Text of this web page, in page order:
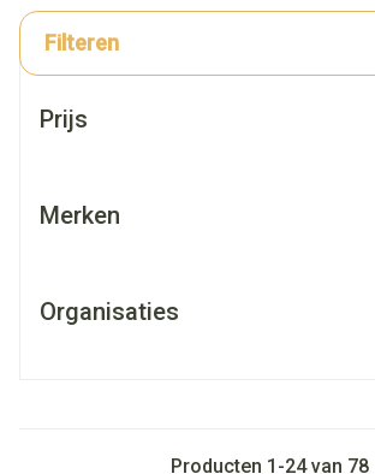
Filteren
Prijs
Merken
Organisaties
Producten 1 -24van 78